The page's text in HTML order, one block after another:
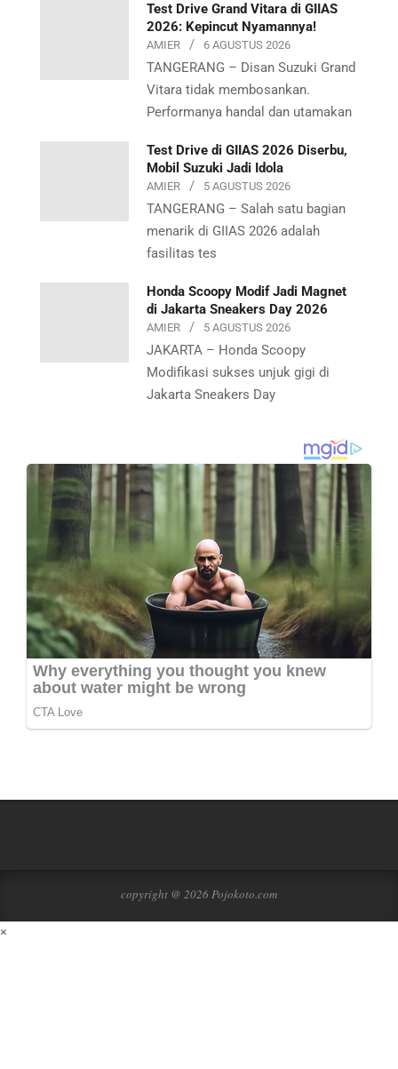
Test Drive Grand Vitara di GIIAS
2026: Kepincut Nyamannya!
AMIER 6 AGUSTUS 2026
TANGERANG – Disan Suzuki Grand
Vitara tidak membosankan.
Performanya handal dan utamakan
Test Drive di GIIAS 2026 Diserbu,
Mobil Suzuki Jadi Idola
AMIER 5 AGUSTUS 2026
TANGERANG – Salah satu bagian
menarik di GIIAS 2026 adalah
fasilitas tes
Honda Scoopy Modif Jadi Magnet
di Jakarta Sneakers Day 2026
AMIER 5 AGUSTUS 2026
JAKARTA – Honda Scoopy
Modifikasi sukses unjuk gigi di
Jakarta Sneakers Day
copyright @ 2026 Pojokoto.com
×